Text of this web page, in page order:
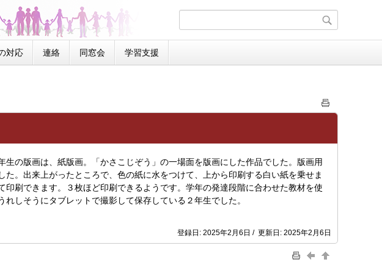
対応 連絡 同窓会 学習支援
の版画は、紙版画。「かさこじぞう」の一場面を版画にした作品でした。版画用
。出来上がったところで、色の紙に水をつけて、上から印刷する白い紙を乗せま
刷できます。３枚ほど印刷できるようです。学年の発達段階に合わせた教材を使
しそうにタブレットで撮影して保存している２年生でした。
登録日: 2025年2月6日 / 更新日: 2025年2月6日